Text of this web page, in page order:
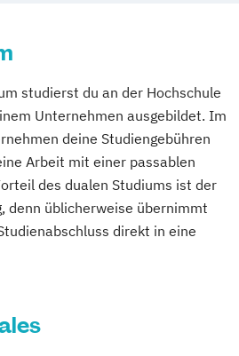
studierst du an der Hochschule
Unternehmen ausgebildet. Im
deine Studiengebühren
Arbeit mit einer passablen
des dualen Studiums ist der
denn üblicherweise übernimmt
direkt in eine